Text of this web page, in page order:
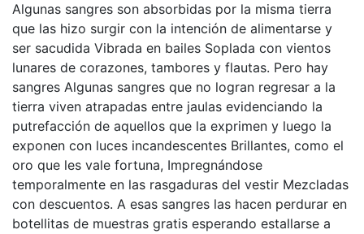
Algunas sangres son absorbidas por la misma tierra
que las hizo surgir con la intención de alimentarse y
ser sacudida Vibrada en bailes Soplada con vientos
lunares de corazones, tambores y flautas. Pero hay
sangres Algunas sangres que no logran regresar a la
tierra viven atrapadas entre jaulas evidenciando la
putrefacción de aquellos que la exprimen y luego la
exponen con luces incandescentes Brillantes, como el
oro que les vale fortuna, Impregnándose
temporalmente en las rasgaduras del vestir Mezcladas
con descuentos. A esas sangres las hacen perdurar en
botellitas de muestras gratis esperando estallarse a